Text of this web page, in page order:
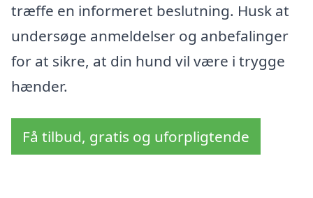
træffe en informeret beslutning. Husk at
undersøge anmeldelser og anbefalinger
for at sikre, at din hund vil være i trygge
hænder.
Få tilbud, gratis og uforpligtende